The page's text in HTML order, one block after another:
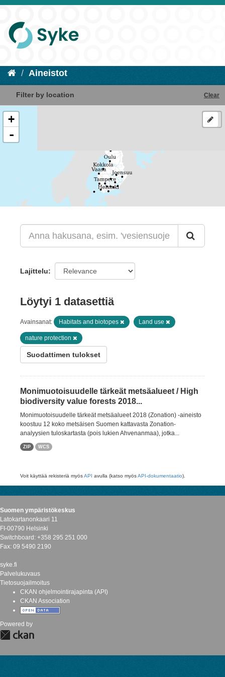
Aineistot
Filter by location Clear
+
-
Lajittelu
Löytyi 1 datasettiä
Avainsanat: Habitats and biotopes Land use
nature protection
Suodattimen tulokset
Monimuotoisuudelle tärkeät metsäalueet / High
biodiversity value forests 2018...
Monimuotoisuudelle tärkeät metsäalueet 2018 (Zonation) -aineisto
koostuu 12 koko metsäisen Suomen kattavasta Zonation-
analyysien tuloskartasta (pois lukien Ahvenanmaa), jotka...
ZIP WCS
Voit käyttää rekisteriä myösAPI avulla (katso myösAPI-dokumentaatio).
Suomen ympäristökeskus
Latokartanonkaari 11
FI-00790 Helsinki
Switchboard: +358 295 251 000
Fax: 09 5490 2190
syke.fi
Palvelukuvaus
Tietosuojailmoitus
CKAN ohjelmointirajapinta (API)
CKAN Association
Powered by